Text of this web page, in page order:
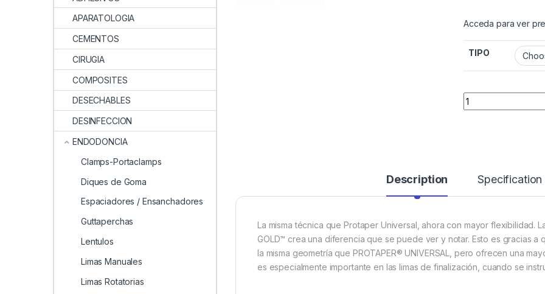
Acceda para ver
TIPO
Quantity
Description Specification
La misma técnica que Protaper Universal, ahora con mayor flexibilidad.
GOLD™ crea una diferencia que se puede ver y notar. Esto es gracias a
la misma geometría que PROTAPER® UNIVERSAL, pero ofrecen una
es especialmente importante en las limas de finalización, cuando se
APARATOLOGIA
CEMENTOS
CIRUGIA
COMPOSITES
DESECHABLES
DESINFECCION
ENDODONCIA
Clamps-Portaclamps
Diques de Goma
Espaciadores / Ensanchadores
Guttaperchas
Lentulos
Limas Manuales
Limas Rotatorias